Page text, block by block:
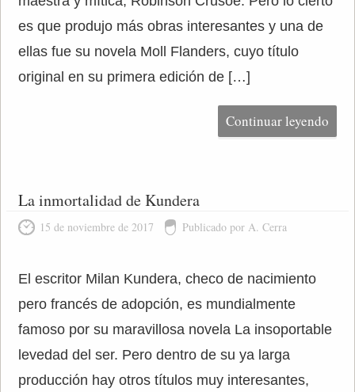
es que produjo más obras interesantes y una de
ellas fue su novela Moll Flanders, cuyo título
original en su primera edición de […]
Continuar leyendo
La inmortalidad de Kundera
15 de noviembre de 2017 Publicado por A. Cerra
El escritor Milan Kundera, checo de nacimiento
pero francés de adopción, es mundialmente
famoso por su maravillosa novela La insoportable
levedad del ser. Pero dentro de su ya larga
producción hay otros títulos muy interesantes,